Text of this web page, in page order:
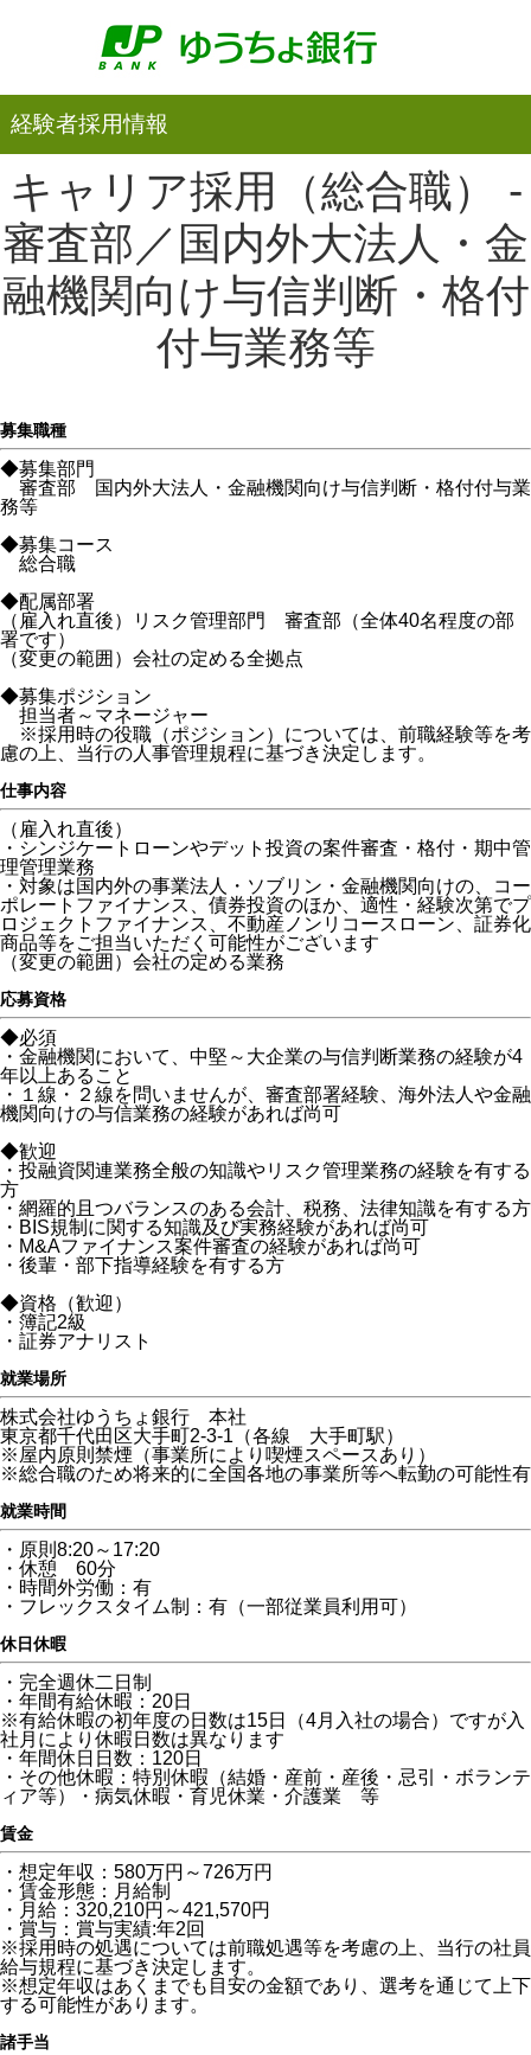
経験者採用情報
キャリア採用（総合職） -
審査部／国内外大法人・金
融機関向け与信判断・格付
付与業務等
募集職種
◆募集部門
審査部 国内外大法人・金融機関向け与信判断・格付付与業
務等
◆募集コース
総合職
◆配属部署
（雇入れ直後）リスク管理部門 審査部（全体40名程度の部
署です）
（変更の範囲）会社の定める全拠点
◆募集ポジション
担当者～マネージャー
※採用時の役職（ポジション）については、前職経験等を考
慮の上、当行の人事管理規程に基づき決定します。
仕事内容
（雇入れ直後）
・シンジケートローンやデット投資の案件審査・格付・期中管
理管理業務
・対象は国内外の事業法人・ソブリン・金融機関向けの、コー
ポレートファイナンス、債券投資のほか、適性・経験次第でプ
ロジェクトファイナンス、不動産ノンリコースローン、証券化
商品等をご担当いただく可能性がございます
（変更の範囲）会社の定める業務
応募資格
◆必須
・金融機関において、中堅～大企業の与信判断業務の経験が4
年以上あること
・１線・２線を問いませんが、審査部署経験、海外法人や金融
機関向けの与信業務の経験があれば尚可
◆歓迎
・投融資関連業務全般の知識やリスク管理業務の経験を有する
方
・網羅的且つバランスのある会計、税務、法律知識を有する方
・BIS規制に関する知識及び実務経験があれば尚可
・M&Aファイナンス案件審査の経験があれば尚可
・後輩・部下指導経験を有する方
◆資格（歓迎）
・簿記2級
・証券アナリスト
就業場所
株式会社ゆうちょ銀行 本社
東京都千代田区大手町2-3-1（各線 大手町駅）
※屋内原則禁煙（事業所により喫煙スペースあり）
※総合職のため将来的に全国各地の事業所等へ転勤の可能性有
就業時間
・原則8:20～17:20
・休憩 60分
・時間外労働：有
・フレックスタイム制：有（一部従業員利用可）
休日休暇
・完全週休二日制
・年間有給休暇：20日
※有給休暇の初年度の日数は15日（4月入社の場合）ですが入
社月により休暇日数は異なります
・年間休日日数：120日
・その他休暇：特別休暇（結婚・産前・産後・忌引・ボランテ
ィア等）・病気休暇・育児休業・介護業 等
賃金
・想定年収：580万円～726万円
・賃金形態：月給制
・月給：320,210円～421,570円
・賞与：賞与実績:年2回
※採用時の処遇については前職処遇等を考慮の上、当行の社員
給与規程に基づき決定します。
※想定年収はあくまでも目安の金額であり、選考を通じて上下
する可能性があります。
諸手当